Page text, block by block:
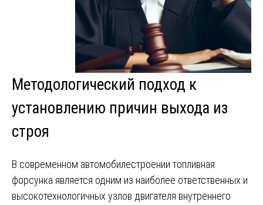
Методологический подход к
установлению причин выхода из
строя
В современном автомобилестроении топливная
форсунка является одним из наиболее ответственных и
высокотехнологичных узлов двигателя внутреннего